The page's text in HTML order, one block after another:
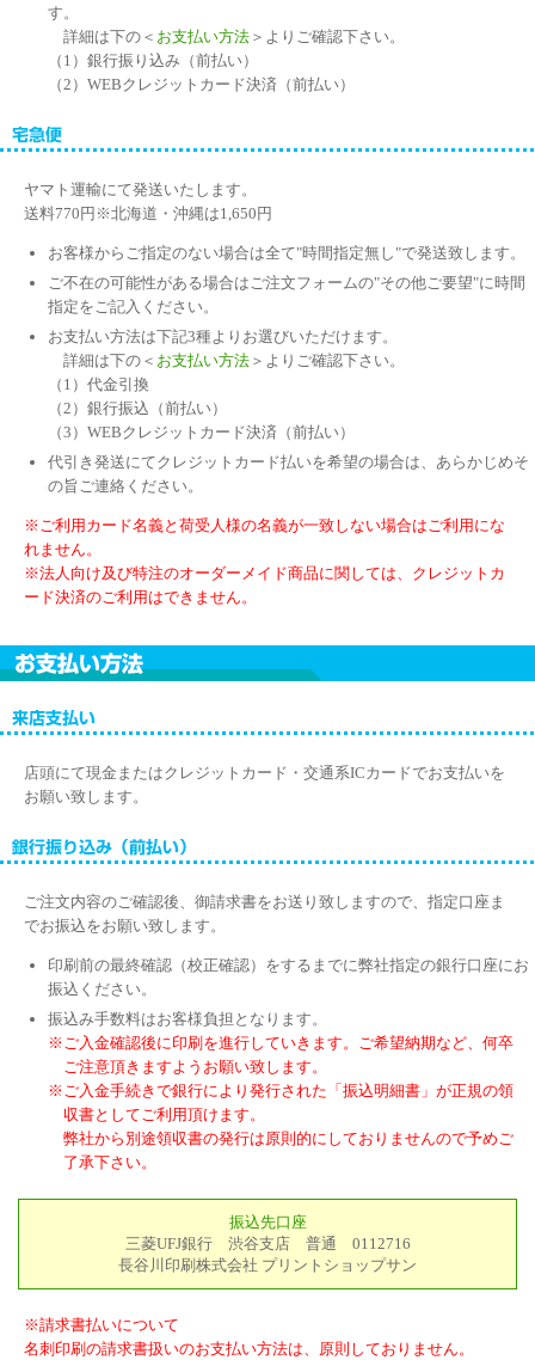
す。
詳細は下の＜ お支払い方法 ＞よりご確認下さい。
（1）銀行振り込み（前払い）
（2）WEBクレジットカード決済（前払い）
ヤマト運輸にて発送いたします。
送料770円※北海道・沖縄は1,650円
お客様からご指定のない場合は全て"時間指定無し"で発送致します。
ご不在の可能性がある場合はご注文フォームの"その他ご要望"に時間
指定をご記入ください。
お支払い方法は下記3種よりお選びいただけます。
詳細は下の＜ お支払い方法 ＞よりご確認下さい。
（1）代金引換
（2）銀行振込（前払い）
（3）WEBクレジットカード決済（前払い）
代引き発送にてクレジットカード払いを希望の場合は、あらかじめそ
の旨ご連絡ください。
※ご利用カード名義と荷受人様の名義が一致しない場合はご利用にな
れません。
※法人向け及び特注のオーダーメイド商品に関しては、クレジットカ
ード決済のご利用はできません。
店頭にて現金またはクレジットカード・交通系ICカードでお支払いを
お願い致します。
ご注文内容のご確認後、御請求書をお送り致しますので、指定口座ま
でお振込をお願い致します。
印刷前の最終確認（校正確認）をするまでに弊社指定の銀行口座にお
振込ください。
振込み手数料はお客様負担となります。
※ご入金確認後に印刷を進行していきます。ご希望納期など、何卒
ご注意頂きますようお願い致します。
※ご入金手続きで銀行により発行された「振込明細書」が正規の領
収書としてご利用頂けます。
弊社から別途領収書の発行は原則的にしておりませんので予めご
了承下さい。
振込先口座
三菱UFJ銀行 渋谷支店 普通 0112716
長谷川印刷株式会社 プリントショップサン
※請求書払いについて
名刺印刷の請求書扱いのお支払い方法は、原則しておりません。